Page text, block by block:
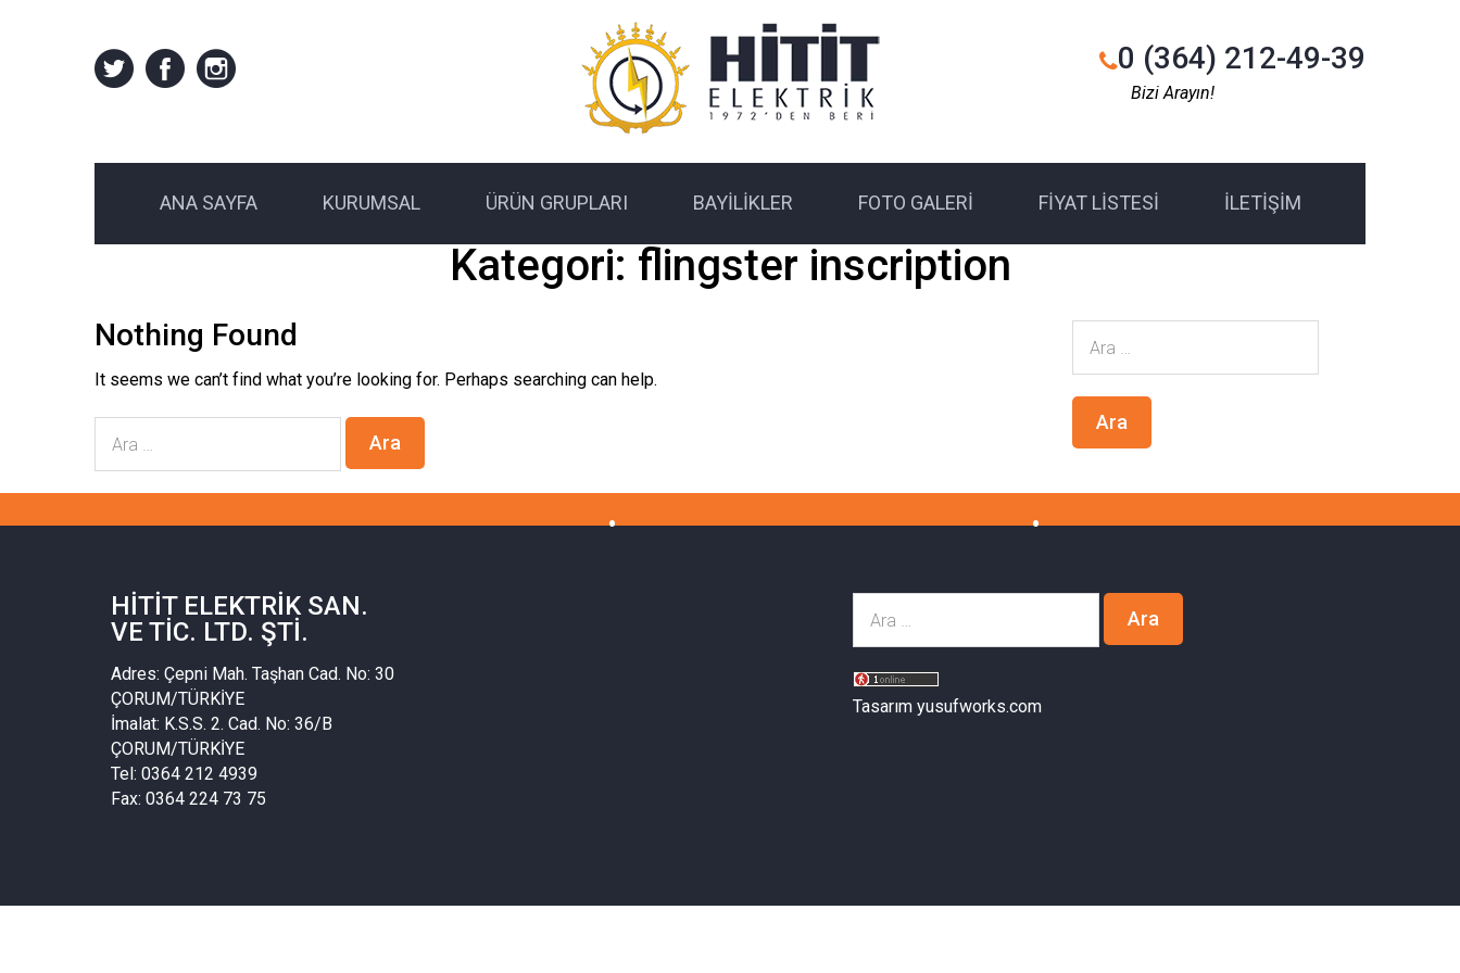
0 (364) 212-49-39
Bizi Arayın!
ANA SAYFA KURUMSAL ÜRÜN GRUPLARI BAYILIKLER FOTO GALERI FIYAT LISTESI İLETIŞIM
Kategori: flingster inscription
Nothing Found
It seems we can’t find what you’re looking for. Perhaps searching can help.
HITIT ELEKTRIK SAN.
VE TIC. LTD. ŞTI.
Adres: Çepni Mah. Taşhan Cad. No: 30
ÇORUM/TÜRKİYE
İmalat: K.S.S. 2. Cad. No: 36/B
ÇORUM/TÜRKİYE
Tel: 0364 212 4939
Fax: 0364 224 73 75
Tasarım yusufworks.com